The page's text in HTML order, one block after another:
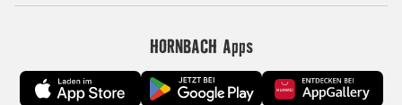
HORNBACH Apps